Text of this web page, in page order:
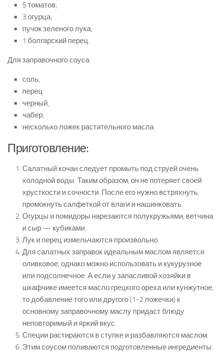
5 томатов;
3 огурца;
пучок зеленого лука;
1 болгарский перец.
Для заправочного соуса:
соль,
перец
черный,
чабер,
несколько ложек растительного масла.
Приготовление:
Салатный кочан следует промыть под струей очень
холодной воды. Таким образом, он не потеряет своей
хрусткости и сочности. После его нужно встряхнуть,
промокнуть салфеткой от влаги и нашинковать.
Огурцы и помидоры нарезаются полукружьями, ветчина
и сыр — кубиками.
Лук и перец измельчаются произвольно.
Для салатных заправок идеальным маслом является
оливковое, однако можно использовать и кукурузное
или подсолнечное. А если у запасливой хозяйки в
шкафчике имеется масло грецкого ореха или кунжутное,
то добавление того или другого (1-2 ложечки) к
основному заправочному маслу придаст блюду
неповторимый и яркий вкус.
Специи растираются в ступке и разбавляются маслом.
Этим соусом поливаются подготовленные ингредиенты.